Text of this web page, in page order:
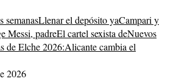
semanasLlenar el depósito yaCampari y
Messi, padreEl cartel sexista deNuevos
de Elche 2026:Alicante cambia el
2026